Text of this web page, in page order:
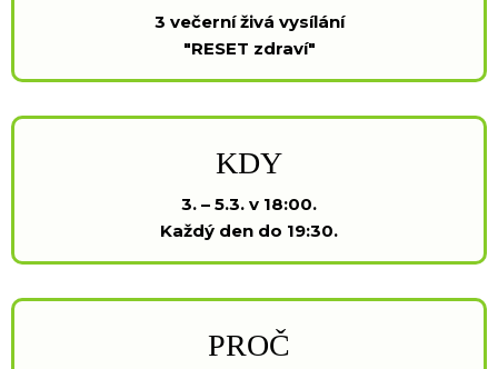
3 večerní živá vysílání
"RESET zdraví"
KDY
3. – 5.3. v 18:00.
Každý den do 19:30.
PROČ